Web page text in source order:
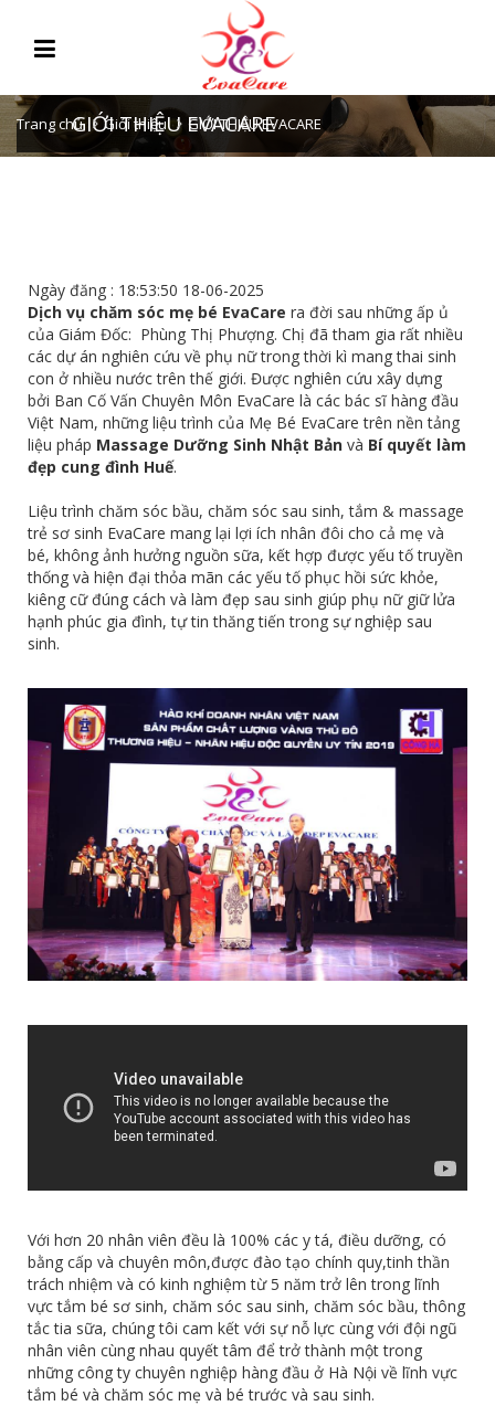
Trang chủ Giới thiệu GIỚI THIỆU EVACARE
GIỚI THIỆU EVACARE
Ngày đăng : 18:53:50 18-06-2025
Dịch vụ chăm sóc mẹ bé EvaCare ra đời sau những ấp ủ
của Giám Đốc: Phùng Thị Phượng. Chị đã tham gia rất nhiều
các dự án nghiên cứu về phụ nữ trong thời kì mang thai sinh
con ở nhiều nước trên thế giới. Được nghiên cứu xây dựng
bởi Ban Cố Vấn Chuyên Môn EvaCare là các bác sĩ hàng đầu
Việt Nam, những liệu trình của Mẹ Bé EvaCare trên nền tảng
liệu pháp Massage Dưỡng Sinh Nhật Bản và Bí quyết làm
đẹp cung đình Huế.
Liệu trình chăm sóc bầu, chăm sóc sau sinh, tắm & massage
trẻ sơ sinh EvaCare mang lại lợi ích nhân đôi cho cả mẹ và
bé, không ảnh hưởng nguồn sữa, kết hợp được yếu tố truyền
thống và hiện đại thỏa mãn các yếu tố phục hồi sức khỏe,
kiêng cữ đúng cách và làm đẹp sau sinh giúp phụ nữ giữ lửa
hạnh phúc gia đình, tự tin thăng tiến trong sự nghiệp sau
sinh.
Với hơn 20 nhân viên đều là 100% các y tá, điều dưỡng, có
bằng cấp và chuyên môn,được đào tạo chính quy,tinh thần
trách nhiệm và có kinh nghiệm từ 5 năm trở lên trong lĩnh
vực tắm bé sơ sinh, chăm sóc sau sinh, chăm sóc bầu, thông
tắc tia sữa, chúng tôi cam kết với sự nỗ lực cùng với đội ngũ
nhân viên cùng nhau quyết tâm để trở thành một trong
những công ty chuyên nghiệp hàng đầu ở Hà Nội về lĩnh vực
tắm bé và chăm sóc mẹ và bé trước và sau sinh.